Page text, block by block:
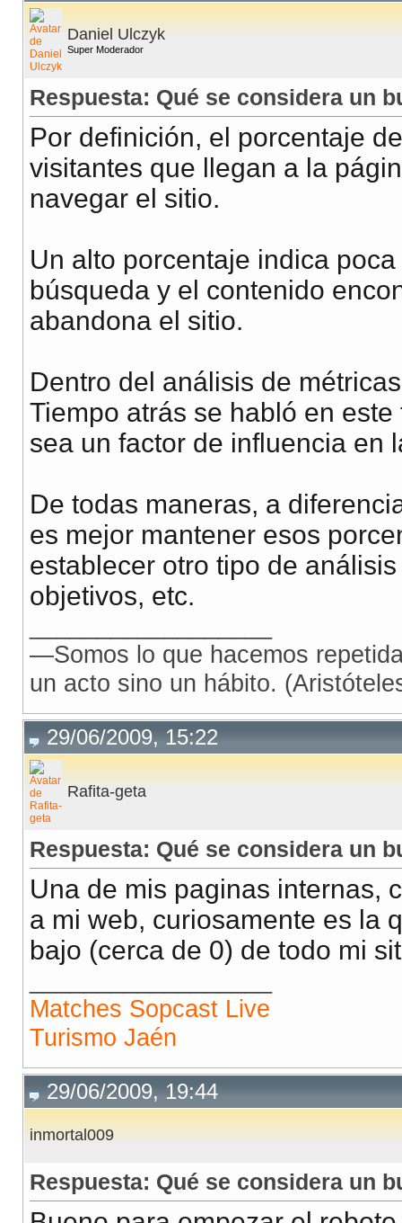
Daniel Ulczyk
Super Moderador
Respuesta: Qué se considera un
Por definición, el porcentaje
visitantes que llegan a la
navegar el sitio.
Un alto porcentaje indica
búsqueda y el contenido
abandona el sitio.
Dentro del análisis de
Tiempo atrás se habló en
sea un factor de influencia en
De todas maneras, a
es mejor mantener esos
establecer otro tipo de
objetivos, etc.
—Somos lo que hacemos
un acto sino un hábito.
29/06/2009, 15:22
Rafita-geta
Respuesta: Qué se considera un
Una de mis paginas internas,
a mi web, curiosamente es la
bajo (cerca de 0) de todo mi
Matches Sopcast Live
Turismo Jaén
29/06/2009, 19:44
inmortal009
Respuesta: Qué se considera un